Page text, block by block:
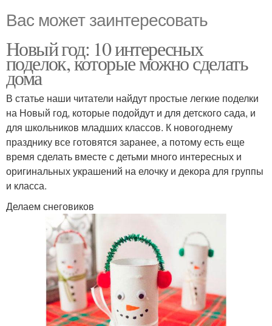
Вас может заинтересовать
Новый год: 10 интересных
поделок, которые можно сделать
дома
В статье наши читатели найдут простые легкие поделки
на Новый год, которые подойдут и для детского сада, и
для школьников младших классов. К новогоднему
празднику все готовятся заранее, а потому есть еще
время сделать вместе с детьми много интересных и
оригинальных украшений на елочку и декора для группы
и класса.
Делаем снеговиков